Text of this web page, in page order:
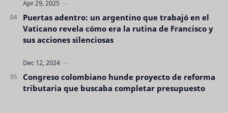
Puertas adentro: un argentino que trabajó en el
Vaticano revela cómo era la rutina de Francisco y
sus acciones silenciosas
Congreso colombiano hunde proyecto de reforma
tributaria que buscaba completar presupuesto